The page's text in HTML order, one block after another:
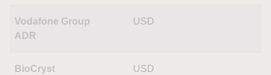
Vodafone Group
ADR
USD
BioCryst USD